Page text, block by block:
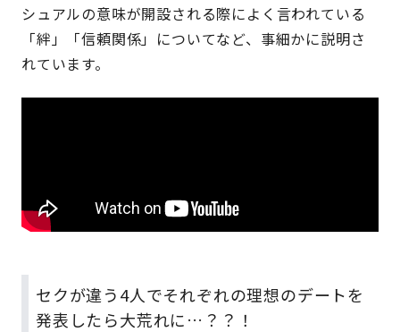
シュアルの意味が開設される際によく言われている
「絆」「信頼関係」についてなど、事細かに説明さ
れています。
セクが違う4人でそれぞれの理想のデートを
発表したら大荒れに…？？！